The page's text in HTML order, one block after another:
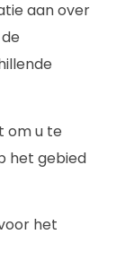
aan over
om u te
het gebied
het